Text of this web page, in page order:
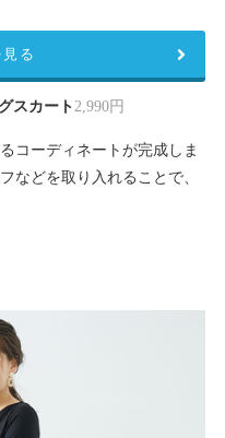
スカート2,990円
コーディネートが完成しま
などを取り入れることで、
る